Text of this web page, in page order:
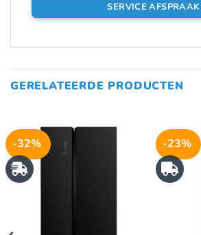
SERVICE AFSPRAAK
GERELATEERDE PRODUCTEN
-32% -23%